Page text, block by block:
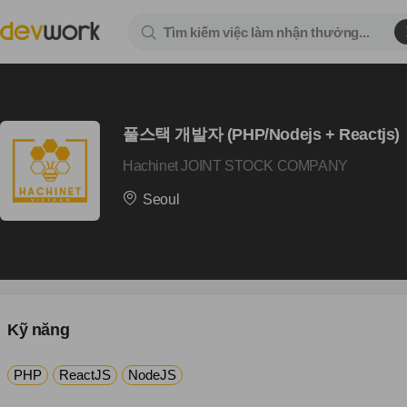
풀스택 개발자 (PHP/Nodejs + Reactjs)
Hachinet JOINT STOCK COMPANY
Seoul
Kỹ năng
PHP ReactJS NodeJS